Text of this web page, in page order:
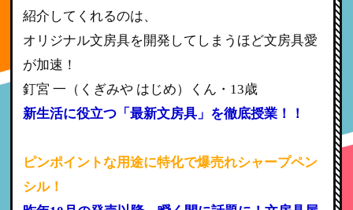
紹介してくれるのは、
オリジナル文房具を開発してしまうほど文房具愛
が加速！
釘宮 一（くぎみや はじめ）くん・13歳
新生活に役立つ「最新文房具」を徹底授業！！
ピンポイントな用途に特化で爆売れシャープペン
シル！